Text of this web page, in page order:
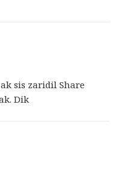
sis zaridil Share
Dik